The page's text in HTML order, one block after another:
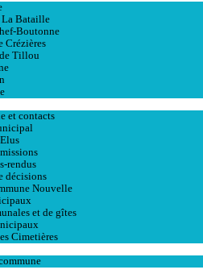
La Bataille
Boutonne
Crézières
Tillou
et contacts
rendus
décisions
Nouvelle
et de gîtes
Cimetières